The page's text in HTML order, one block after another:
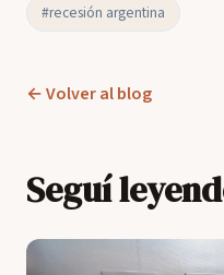
#recesión argentina
← Volver al blog
Seguí